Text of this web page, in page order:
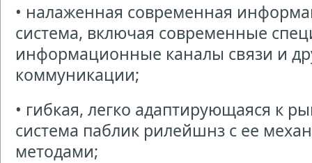
• налаженная современная
система, включая современные
информационные каналы связи и
коммуникации;
• гибкая, легко адаптирующаяся к
система паблик рилейшнз с ее
методами;